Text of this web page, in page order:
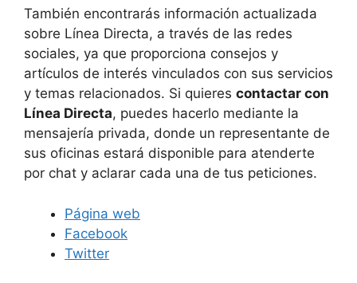
También encontrarás información actualizada
sobre Línea Directa, a través de las redes
sociales, ya que proporciona consejos y
artículos de interés vinculados con sus servicios
y temas relacionados. Si quieres contactar con
Línea Directa, puedes hacerlo mediante la
mensajería privada, donde un representante de
sus oficinas estará disponible para atenderte
por chat y aclarar cada una de tus peticiones.
Página web
Facebook
Twitter